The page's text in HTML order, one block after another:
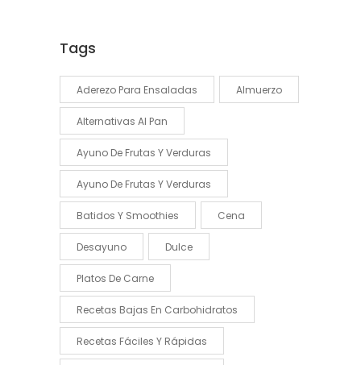
Tags
Aderezo Para Ensaladas Almuerzo
Alternativas Al Pan
Ayuno De Frutas Y Verduras
Ayuno De Frutas Y Verduras
Batidos Y Smoothies Cena
Desayuno Dulce
Platos De Carne
Recetas Bajas En Carbohidratos
Recetas Fáciles Y Rápidas